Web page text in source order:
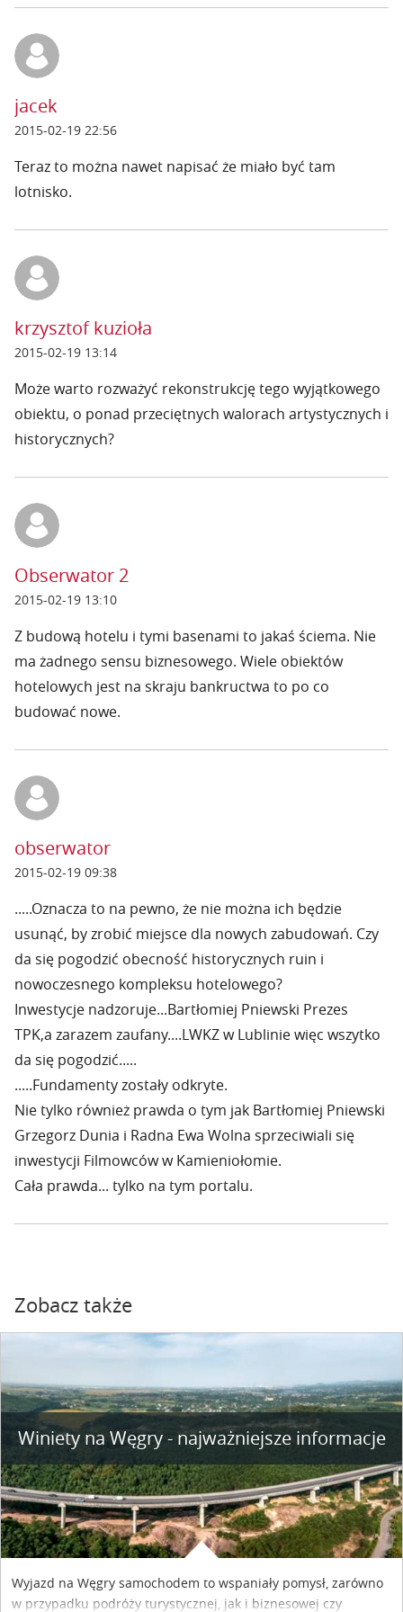
jacek
2015-02-19 22:56
Teraz to można nawet napisać że miało być tam
lotnisko.
krzysztof kuzioła
2015-02-19 13:14
Może warto rozważyć rekonstrukcję tego wyjątkowego
obiektu, o ponad przeciętnych walorach artystycznych i
historycznych?
Obserwator 2
2015-02-19 13:10
Z budową hotelu i tymi basenami to jakaś ściema. Nie
ma żadnego sensu biznesowego. Wiele obiektów
hotelowych jest na skraju bankructwa to po co
budować nowe.
obserwator
2015-02-19 09:38
.....Oznacza to na pewno, że nie można ich będzie
usunąć, by zrobić miejsce dla nowych zabudowań. Czy
da się pogodzić obecność historycznych ruin i
nowoczesnego kompleksu hotelowego?
Inwestycje nadzoruje...Bartłomiej Pniewski Prezes
TPK,a zarazem zaufany....LWKZ w Lublinie więc wszytko
da się pogodzić.....
.....Fundamenty zostały odkryte.
Nie tylko również prawda o tym jak Bartłomiej Pniewski
Grzegorz Dunia i Radna Ewa Wolna sprzeciwiali się
inwestycji Filmowców w Kamieniołomie.
Cała prawda... tylko na tym portalu.
Zobacz także
Winiety na Węgry - najważniejsze informacje
Wyjazd na Węgry samochodem to wspaniały pomysł, zarówno
w przypadku podróży turystycznej, jak i biznesowej czy